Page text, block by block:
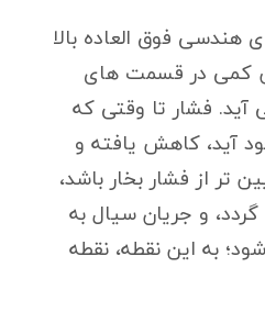
هندسی فوق العاده بالا
کمی در قسمت های
فشار تا وقتی که
آید، کاهش یافته و
تر از فشار بخار باشد،
و جریان سیال به
به این نقطه، نقطه